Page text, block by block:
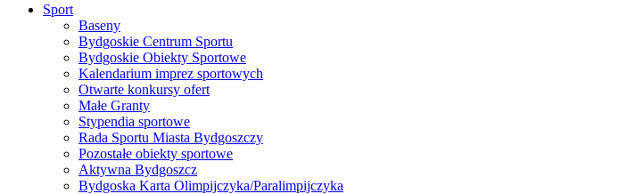
Sport
Baseny
Bydgoskie Centrum Sportu
Bydgoskie Obiekty Sportowe
Kalendarium imprez sportowych
Otwarte konkursy ofert
Małe Granty
Stypendia sportowe
Rada Sportu Miasta Bydgoszczy
Pozostałe obiekty sportowe
Aktywna Bydgoszcz
Bydgoska Karta Olimpijczyka/Paralimpijczyka